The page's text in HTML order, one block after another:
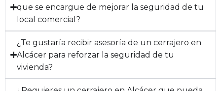
que se encargue de mejorar la seguridad de tu
local comercial?
¿Te gustaría recibir asesoría de un cerrajero en
Alcácer para reforzar la seguridad de tu
vivienda?